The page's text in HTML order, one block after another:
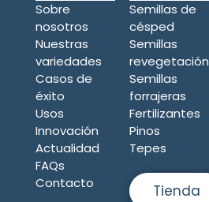
Sobre
nosotros
Nuestras
variedades
Casos de
éxito
Usos
Innovación
Actualidad
FAQs
Contacto
Semillas de
césped
Semillas
revegetación
Semillas
forrajeras
Fertilizantes
Pinos
Tepes
Tienda